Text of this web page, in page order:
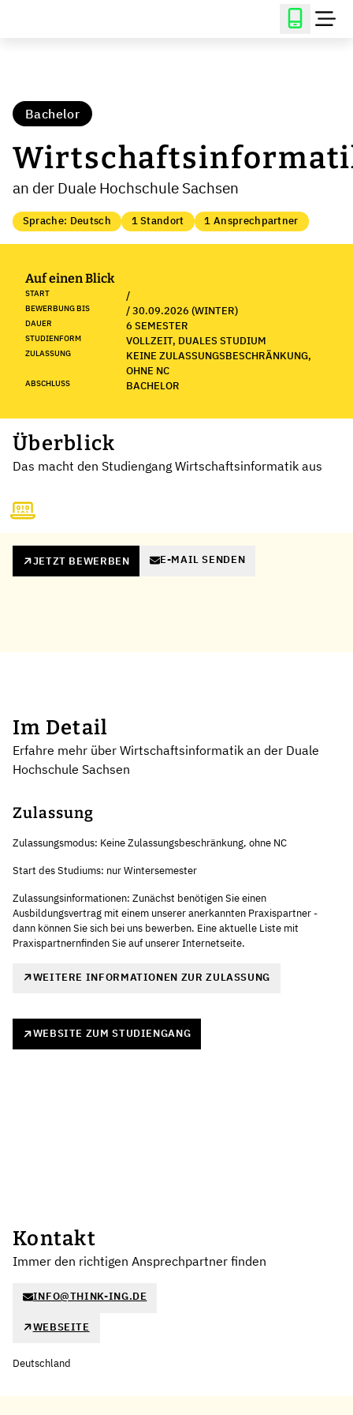
Bachelor
an der Duale Hochschule Sachsen
Sprache: Deutsch 1 Standort 1 Ansprechpartner
Auf einen Blick
START /
BEWERBUNG BIS / 30.09.2026 (WINTER)
DAUER 6 SEMESTER
STUDIENFORM VOLLZEIT, DUALES STUDIUM
ZULASSUNG
KEINE ZULASSUNGSBESCHRÄNKUNG,
OHNE NC
ABSCHLUSS BACHELOR
Überblick
Das macht den Studiengang Wirtschaftsinformatik aus
JETZT BEWERBEN E-MAIL SENDEN
Im Detail
Erfahre mehr über Wirtschaftsinformatik an der Duale
Hochschule Sachsen
Zulassung
Zulassungsmodus: Keine Zulassungsbeschränkung, ohne NC
Start des Studiums: nur Wintersemester
Zulassungsinformationen: Zunächst benötigen Sie einen
Ausbildungsvertrag mit einem unserer anerkannten Praxispartner -
dann können Sie sich bei uns bewerben. Eine aktuelle Liste mit
Praxispartnernfinden Sie auf unserer Internetseite.
WEITERE INFORMATIONEN ZUR ZULASSUNG
WEBSITE ZUM STUDIENGANG
Kontakt
Immer den richtigen Ansprechpartner finden
INFO@THINK-ING.DE
WEBSEITE
Deutschland